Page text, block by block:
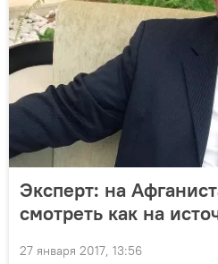
Эксперт: на
смотреть как на
27 января 2017, 13:56